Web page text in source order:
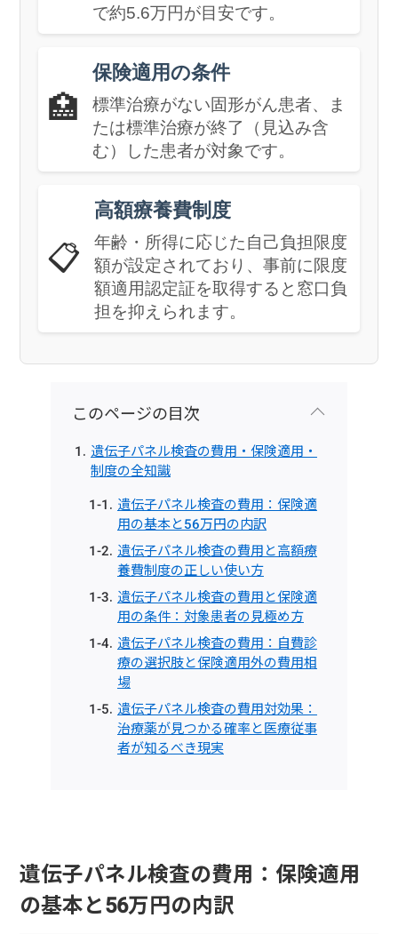
で約5.6万円が目安です。
🏥
保険適用の条件
標準治療がない固形がん患者、ま
たは標準治療が終了（見込み含
む）した患者が対象です。
📋
高額療養費制度
年齢・所得に応じた自己負担限度
額が設定されており、事前に限度
額適用認定証を取得すると窓口負
担を抑えられます。
このページの目次
遺伝子パネル検査の費用・保険適用・
制度の全知識
遺伝子パネル検査の費用：保険適
用の基本と56万円の内訳
遺伝子パネル検査の費用と高額療
養費制度の正しい使い方
遺伝子パネル検査の費用と保険適
用の条件：対象患者の見極め方
遺伝子パネル検査の費用：自費診
療の選択肢と保険適用外の費用相
場
遺伝子パネル検査の費用対効果：
治療薬が見つかる確率と医療従事
者が知るべき現実
遺伝子パネル検査の費用：保険適用
の基本と56万円の内訳